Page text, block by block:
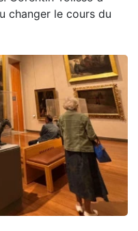
changer le cours du